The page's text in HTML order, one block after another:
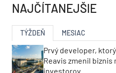
NAJČÍTANEJŠIE
TÝŽDEŇ MESIAC
Prvý developer,
Reavis zmenil biznis
investorov